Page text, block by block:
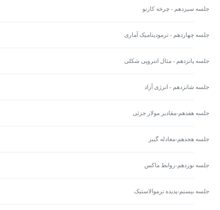
جلسه سیزدهم - چرخه کارنو
جلسه چهاردهم - ترمودینامیک آماری
جلسه پانزدهم - مثال انتروپی شکلی
جلسه شانزدهم - انرژی آزاد
جلسه هفدهم-مقادیر مولار جزئی
جلسه هجدهم-معادله گیبز
جلسه نوزدهم-روابط ماکس
جلسه بیستم-پدیده ترموالاستیک